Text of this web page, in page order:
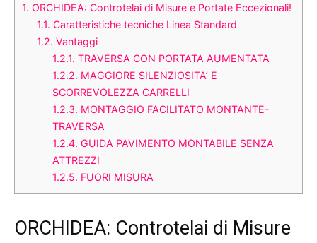
1. ORCHIDEA: Controtelai di Misure e Portate Eccezionali!
1.1. Caratteristiche tecniche Linea Standard
1.2. Vantaggi
1.2.1. TRAVERSA CON PORTATA AUMENTATA
1.2.2. MAGGIORE SILENZIOSITA’ E
SCORREVOLEZZA CARRELLI
1.2.3. MONTAGGIO FACILITATO MONTANTE-
TRAVERSA
1.2.4. GUIDA PAVIMENTO MONTABILE SENZA
ATTREZZI
1.2.5. FUORI MISURA
ORCHIDEA: Controtelai di Misure